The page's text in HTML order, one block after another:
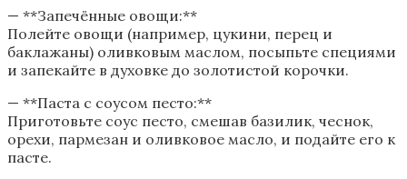
— **Запечённые овощи:**
Полейте овощи (например, цукини, перец и
баклажаны) оливковым маслом, посыпьте специями
и запекайте в духовке до золотистой корочки.
— **Паста с соусом песто:**
Приготовьте соус песто, смешав базилик, чеснок,
орехи, пармезан и оливковое масло, и подайте его к
пасте.